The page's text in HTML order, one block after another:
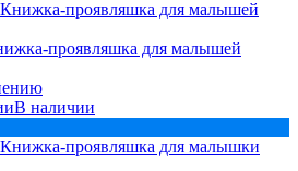
проявляшка для малышей
В наличии